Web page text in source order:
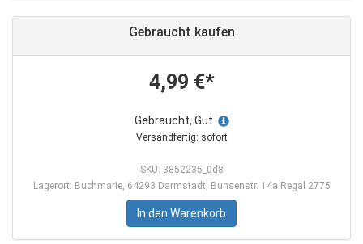
Gebraucht kaufen
4,99 €*
Gebraucht, Gut
Versandfertig: sofort
SKU: 3852235_0d8
Lagerort: Buchmarie, 64293 Darmstadt, Bunsenstr. 14a Regal 2775
In den Warenkorb